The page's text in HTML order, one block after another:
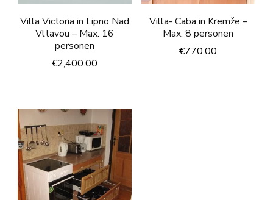
Villa Victoria in Lipno Nad
Vltavou – Max. 16
personen
€2,400.00
Villa- Caba in Kremže –
Max. 8 personen
€770.00